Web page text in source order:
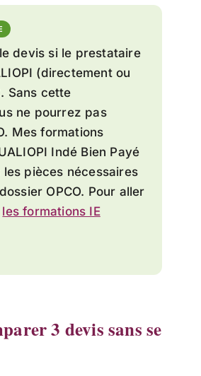
devis si le prestataire
(directement ou
Sans cette
ne pourrez pas
Mes formations
Indé Bien Payé
pièces nécessaires
OPCO. Pour aller
les formations IE
3 devis sans se